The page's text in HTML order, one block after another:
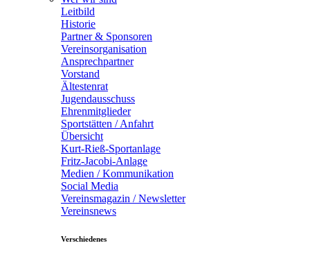
Leitbild
Historie
Partner & Sponsoren
Vereinsorganisation
Ansprechpartner
Vorstand
Ältestenrat
Jugendausschuss
Ehrenmitglieder
Sportstätten / Anfahrt
Übersicht
Kurt-Rieß-Sportanlage
Fritz-Jacobi-Anlage
Medien / Kommunikation
Social Media
Vereinsmagazin / Newsletter
Vereinsnews
Verschiedenes